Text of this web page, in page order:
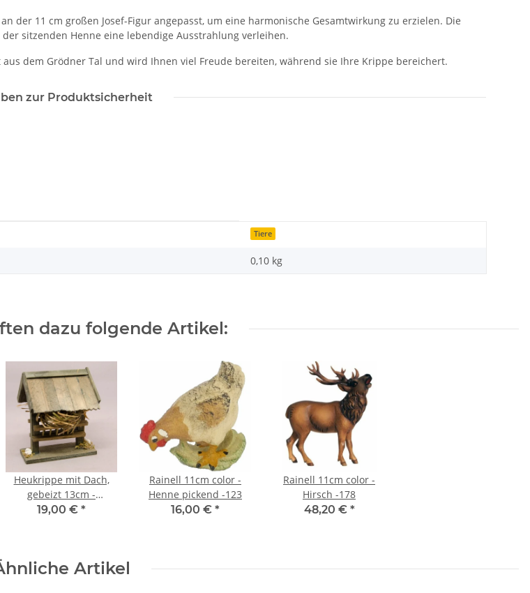
der 11 cm großen Josef-Figur angepasst, um eine harmonische Gesamtwirkung zu erzielen. Die
sitzenden Henne eine lebendige Ausstrahlung verleihen.
dem Grödner Tal und wird Ihnen viel Freude bereiten, während sie Ihre Krippe bereichert.
zur Produktsicherheit
Tiere
0,10 kg
dazu folgende Artikel:
Heukrippe mit Dach,
gebeizt 13cm -
Auslaufartikel!
19,00 € *
Rainell 11cm color -
Henne pickend -123
16,00 € *
Rainell 11cm color -
Hirsch -178
48,20 € *
Artikel